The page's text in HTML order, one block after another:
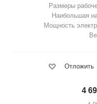
Размеры
Наибольшая
Мощность
Отложить
4